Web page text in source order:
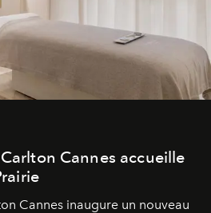
Cannes accueille
Cannes inaugure un nouveau